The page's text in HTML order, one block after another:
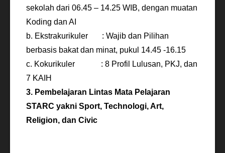
sekolah dari 06.45 – 14.25 WIB, dengan muatan
Koding dan AI
b. Ekstrakurikuler : Wajib dan Pilihan
berbasis bakat dan minat, pukul 14.45 -16.15
c. Kokurikuler : 8 Profil Lulusan, PKJ, dan
7 KAIH
3. Pembelajaran Lintas Mata Pelajaran
STARC yakni Sport, Technologi, Art,
Religion, dan Civic